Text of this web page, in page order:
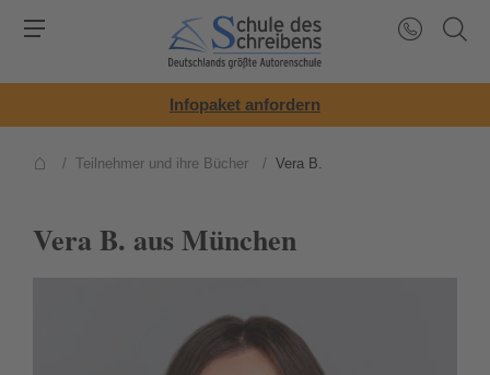
Infopaket anfordern
/ Teilnehmer und ihre Bücher / Vera B.
Vera B. aus München